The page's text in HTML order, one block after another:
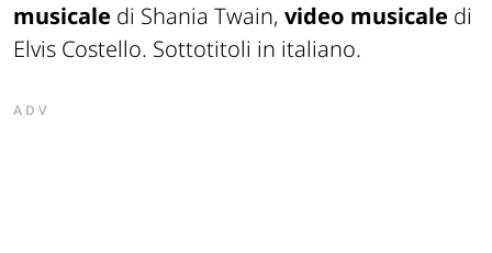
musicale di Shania Twain, video musicale di
Elvis Costello. Sottotitoli in italiano.
ADV